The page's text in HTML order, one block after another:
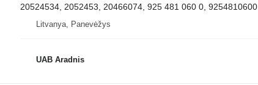
20524534, 2052453, 20466074, 925 481 060 0, 9254810600
Litvanya, Panevėžys
UAB Aradnis